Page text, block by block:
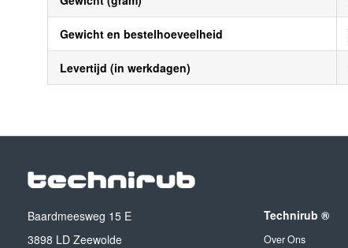
Gewicht en bestelhoeveelheid
Levertijd (in werkdagen)
Baardmeesweg 15 E
3898 LD Zeewolde
Technirub ®
Over Ons